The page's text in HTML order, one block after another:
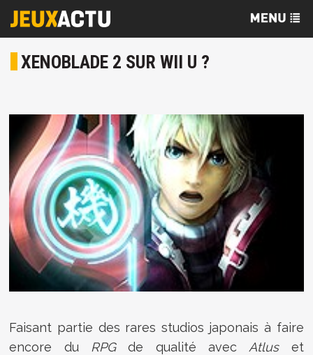
XENOBLADE 2 SUR WII U ?
Faisant partie des rares studios japonais à faire
encore du RPGde qualité avec Atluset